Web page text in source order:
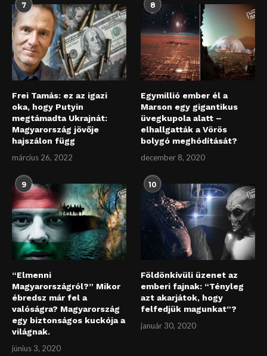
7
Frei Tamás: ez az igazi
oka, hogy Putyin
megtámadta Ukrajnát:
Magyarország jövője
hajszálon függ
március 26, 2022
8
Egymillió ember él a
Marson egy gigantikus
üvegkupola alatt –
elhallgatták a Vörös
bolygó meghódítását?
december 8, 2020
9
“Elmenni
Magyarországról?” Mikor
ébredsz már fel a
valóságra? Magyarország
egy biztonságos kuckója a
világnak.
június 3, 2020
10
Földönkívüli üzenet az
emberi fajnak: “Tényleg
azt akarjátok, hogy
felfedjük magunkat”?
január 30, 2020